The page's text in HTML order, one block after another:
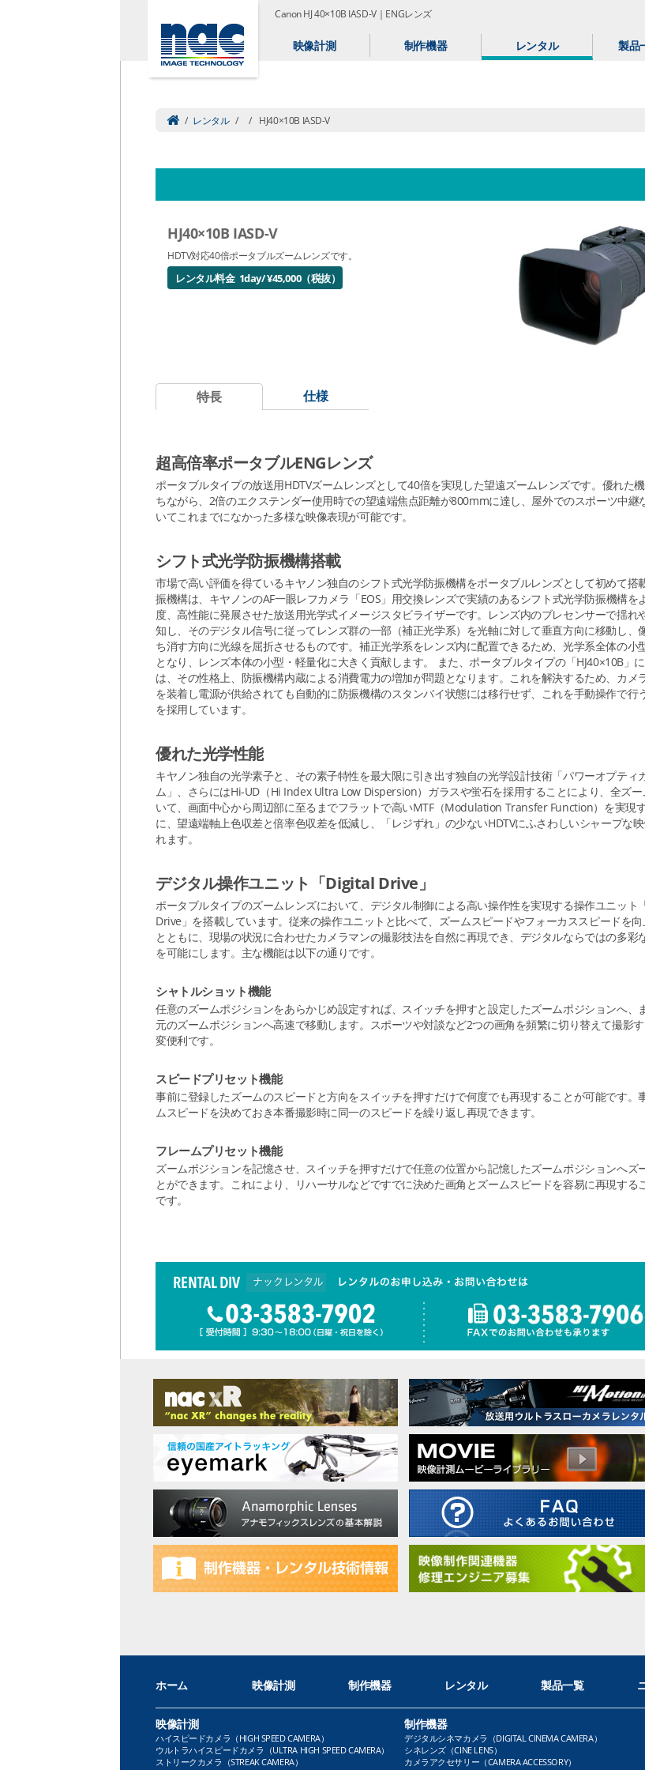
Canon HJ 40×10B IASD-V｜ENGレンズ
映像計測 制作機器 レンタル 製品
/ レンタル / / HJ40×10B IASD-V
HJ40×10B IASD-V
HDTV対応40倍ポータブルズームレンズです。
レンタル料金 1day/ ¥45,000（税抜）
特長 仕様
超高倍率ポータブルENGレンズ
ポータブルタイプの放送用HDTVズームレンズとして40倍を実現した望遠ズームレンズです。優れた
ちながら、2倍のエクステンダー使用時での望遠端焦点距離が800mmに達し、屋外でのスポーツ中継
いてこれまでになかった多様な映像表現が可能です。
シフト式光学防振機構搭載
市場で高い評価を得ているキヤノン独自のシフト式光学防振機構をポータブルレンズとして初めて搭
振機構は、キヤノンのAF一眼レフカメラ「EOS」用交換レンズで実績のあるシフト式光学防振機構を
度、高性能に発展させた放送用光学式イメージスタビライザーです。レンズ内のブレセンサーで揺れ
知し、そのデジタル信号に従ってレンズ群の一部（補正光学系）を光軸に対して垂直方向に移動し、
ち消す方向に光線を屈折させるものです。補正光学系をレンズ内に配置できるため、光学系全体の小
となり、レンズ本体の小型・軽量化に大きく貢献します。 また、ポータブルタイプの「HJ40×10B」
は、その性格上、防振機構内蔵による消費電力の増加が問題となります。これを解決するため、カメ
を装着し電源が供給されても自動的に防振機構のスタンバイ状態には移行せず、これを手動操作で行
を採用しています。
優れた光学性能
キヤノン独自の光学素子と、その素子特性を最大限に引き出す独自の光学設計技術「パワーオプティ
ム」、さらにはHi-UD（Hi Index Ultra Low Dispersion）ガラスや蛍石を採用することにより、全ズー
いて、画面中心から周辺部に至るまでフラットで高いMTF（Modulation Transfer Function）を実現
に、望遠端軸上色収差と倍率色収差を低減し、「レジずれ」の少ないHDTVにふさわしいシャープな
れます。
デジタル操作ユニット「Digital Drive」
ポータブルタイプのズームレンズにおいて、デジタル制御による高い操作性を実現する操作ユニット
Drive」を搭載しています。従来の操作ユニットと比べて、ズームスピードやフォーカススピードを向
とともに、現場の状況に合わせたカメラマンの撮影技法を自然に再現でき、デジタルならではの多彩
を可能にします。主な機能は以下の通りです。
シャトルショット機能
任意のズームポジションをあらかじめ設定すれば、スイッチを押すと設定したズームポジションへ、
元のズームポジションへ高速で移動します。スポーツや対談など2つの画角を頻繁に切り替えて撮影
変便利です。
スピードプリセット機能
事前に登録したズームのスピードと方向をスイッチを押すだけで何度でも再現することが可能です。
ムスピードを決めておき本番撮影時に同一のスピードを繰り返し再現できます。
フレームプリセット機能
ズームポジションを記憶させ、スイッチを押すだけで任意の位置から記憶したズームポジションへズ
とができます。これにより、リハーサルなどですでに決めた画角とズームスピードを容易に再現する
です。
ホーム 映像計測 制作機器 レンタル 製品一覧
映像計測
ハイスピードカメラ（HIGH SPEED CAMERA）
ウルトラハイスピードカメラ（ULTRA HIGH SPEED CAMERA）
ストリークカメラ（STREAK CAMERA）
制作機器
デジタルシネマカメラ（DIGITAL CINEMA CAMERA）
シネレンズ（CINE LENS）
カメラアクセサリー（CAMERA ACCESSORY）